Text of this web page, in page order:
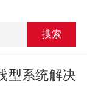
型系统解决